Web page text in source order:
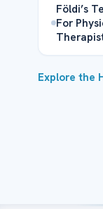
Földi’s
For
Explore the